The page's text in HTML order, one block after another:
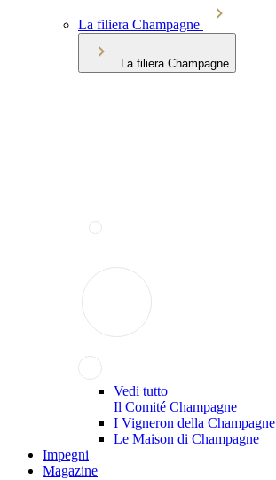
La filiera Champagne
La filiera Champagne
Vedi tutto
Il Comité Champagne
I Vigneron della Champagne
Le Maison di Champagne
Impegni
Magazine